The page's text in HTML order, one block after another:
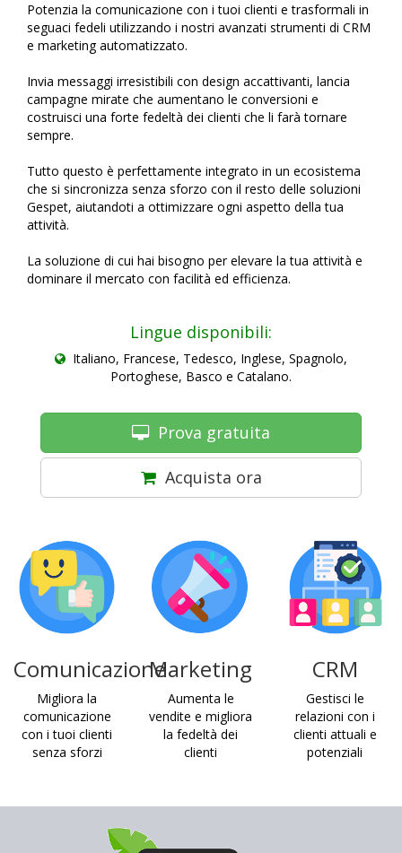
Potenzia la comunicazione con i tuoi clienti e trasformali in
seguaci fedeli utilizzando i nostri avanzati strumenti di CRM
e marketing automatizzato.
Invia messaggi irresistibili con design accattivanti, lancia
campagne mirate che aumentano le conversioni e
costruisci una forte fedeltà dei clienti che li farà tornare
sempre.
Tutto questo è perfettamente integrato in un ecosistema
che si sincronizza senza sforzo con il resto delle soluzioni
Gespet, aiutandoti a ottimizzare ogni aspetto della tua
attività.
La soluzione di cui hai bisogno per elevare la tua attività e
dominare il mercato con facilità ed efficienza.
Lingue disponibili:
Italiano, Francese, Tedesco, Inglese, Spagnolo,
Portoghese, Basco e Catalano.
Prova gratuita
Acquista ora
Comunicazione
Migliora la
comunicazione
con i tuoi clienti
senza sforzi
Marketing
Aumenta le
vendite e migliora
la fedeltà dei
clienti
CRM
Gestisci le
relazioni con i
clienti attuali e
potenziali